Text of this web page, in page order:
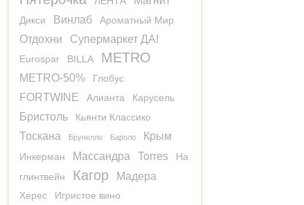
Дикси Винлаб Ароматный Мир
Отдохни Супермаркет ДА!
Eurospar BILLA METRO
METRO-50% Глобус
FORTWINE Алианта Карусель
Бристоль Кьянти Классико
Тоскана Брунелло Бароло Крым
Инкерман Массандра Torres
На
глинтвейн
Кагор Мадера
Херес Игристое вино